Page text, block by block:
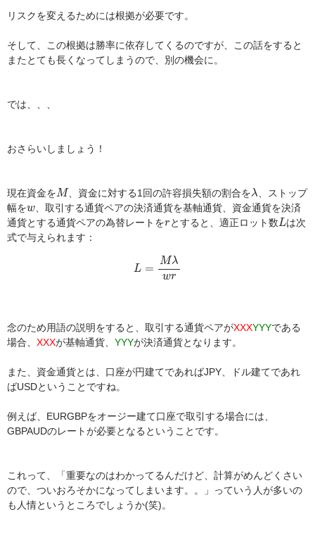
リスクを変えるためには根拠が必要です。
そして、この根拠は勝率に依存してくるのですが、この話をすると
またとても長くなってしまうので、別の機会に。
では、、、
おさらいしましょう！
現在資金をM
M 、資金に対する1回の許容損失額の割合をλ
λ
、ストップ
幅をw
w 、取引する通貨ペアの決済通貨を基軸通貨、資金通貨を決済
通貨とする通貨ペアの為替レートをr
r とすると、適正ロット数L
Lは次
式で与えられます：
L =
Mλ
wr
λwr
念のため用語の説明をすると、取引する通貨ペアがXXXYYYである
場合、 XXXが基軸通貨、 YYYが決済通貨となります。
また、資金通貨とは、口座が円建てであればJPY、ドル建てであれ
ばUSDということですね。
例えば、EURGBPをオージー建て口座で取引する場合には、
GBPAUDのレートが必要となるということです。
これって、「重要なのはわかってるんだけど、計算がめんどくさい
ので、ついおろそかになってしまいます。。」っていう人が多いの
も人情というところでしょうか(笑)。